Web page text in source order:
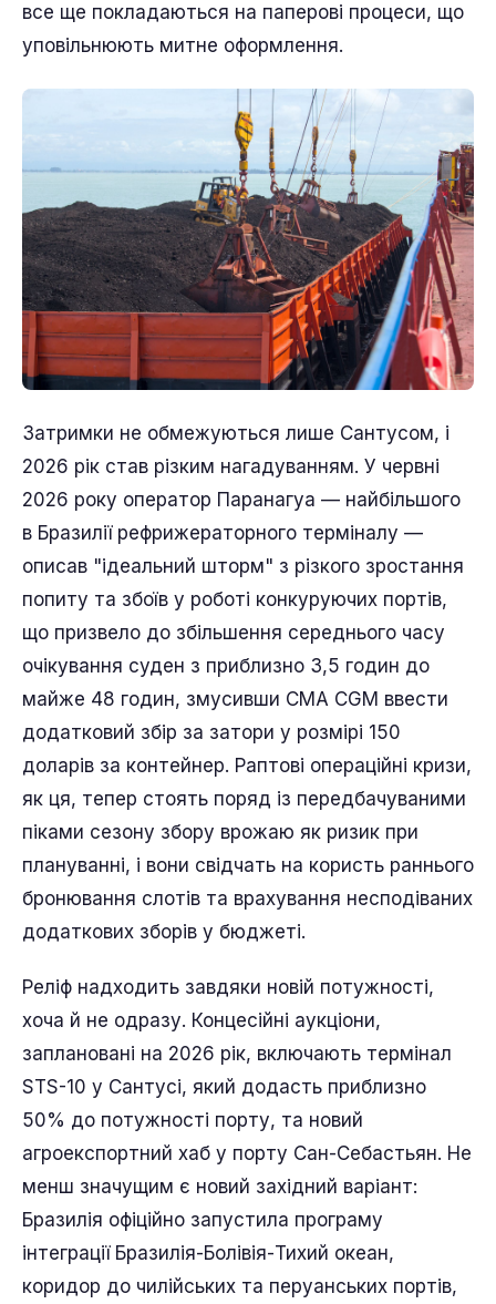
все ще покладаються на паперові процеси, що
уповільнюють митне оформлення.
Затримки не обмежуються лише Сантусом, і
2026 рік став різким нагадуванням. У червні
2026 року оператор Паранагуа — найбільшого
в Бразилії рефрижераторного терміналу —
описав "ідеальний шторм" з різкого зростання
попиту та збоїв у роботі конкуруючих портів,
що призвело до збільшення середнього часу
очікування суден з приблизно 3,5 годин до
майже 48 годин, змусивши CMA CGM ввести
додатковий збір за затори у розмірі 150
доларів за контейнер. Раптові операційні кризи,
як ця, тепер стоять поряд із передбачуваними
піками сезону збору врожаю як ризик при
плануванні, і вони свідчать на користь раннього
бронювання слотів та врахування несподіваних
додаткових зборів у бюджеті.
Реліф надходить завдяки новій потужності,
хоча й не одразу. Концесійні аукціони,
заплановані на 2026 рік, включають термінал
STS-10 у Сантусі, який додасть приблизно
50% до потужності порту, та новий
агроекспортний хаб у порту Сан-Себастьян. Не
менш значущим є новий західний варіант:
Бразилія офіційно запустила програму
інтеграції Бразилія-Болівія-Тихий океан,
коридор до чилійських та перуанських портів,